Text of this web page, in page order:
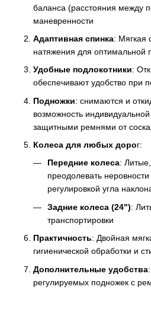
баланса (расстояния между
маневренности
Адаптивная спинка: Мягкая
натяжения для оптимальной
Удобные подлокотники:
обеспечивают удобство при
Подножки: снимаются и
возможность
защитными ремнями от
Колеса для любых дорог:
Передние колеса:
преодолевать
регулировкой угла
Задние колеса (24"):
транспортировки
Практичность: Двойная
гигиенической обработки и
Дополнительные удобства
регулируемых подножек с